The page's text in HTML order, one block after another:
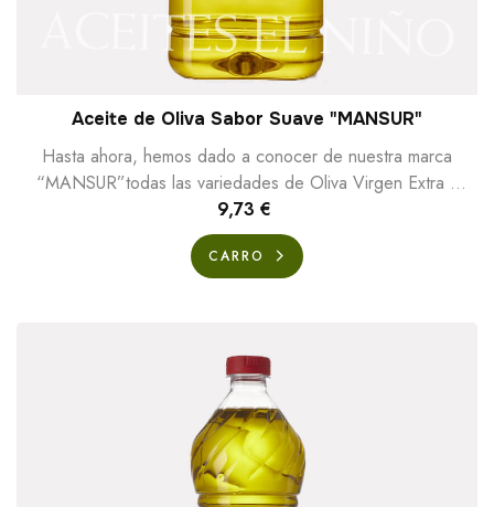
Aceite de Oliva Sabor Suave "MANSUR"
Hasta ahora, hemos dado a conocer de nuestra marca
“MANSUR”todas las variedades de Oliva Virgen Extra y
Oliva Virgen, pero dentro de esta misma...
9,73 €
CARRO